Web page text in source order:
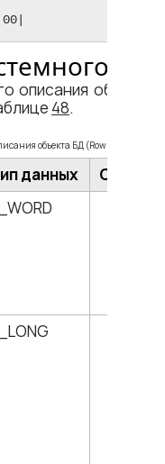
описания
48.
объекта БД (RowId=2-N)
данных